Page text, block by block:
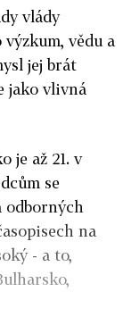
vlády
vědu a
jej brát
jako vlivná
je až 21. v
se
odborných
na
- a to,